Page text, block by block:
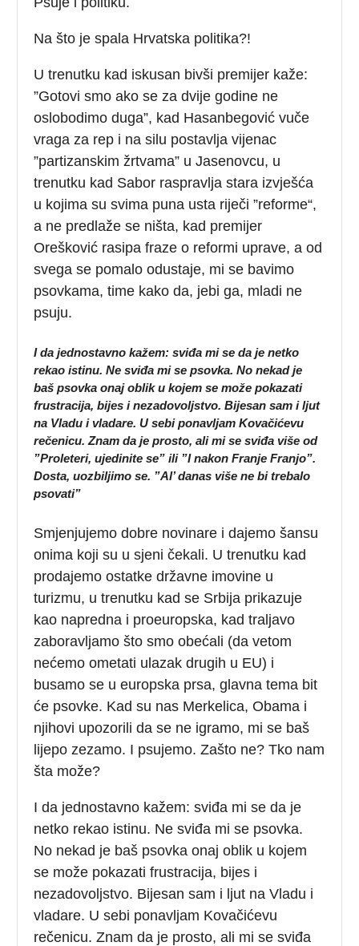
Na što je spala Hrvatska politika?!
U trenutku kad iskusan bivši premijer kaže:
”Gotovi smo ako se za dvije godine ne
oslobodimo duga”, kad Hasanbegović vuče
vraga za rep i na silu postavlja vijenac
”partizanskim žrtvama” u Jasenovcu, u
trenutku kad Sabor raspravlja stara izvješća
u kojima su svima puna usta riječi ”reforme“,
a ne predlaže se ništa, kad premijer
Orešković rasipa fraze o reformi uprave, a od
svega se pomalo odustaje, mi se bavimo
psovkama, time kako da, jebi ga, mladi ne
psuju.
I da jednostavno kažem: sviđa mi se da je netko
rekao istinu. Ne sviđa mi se psovka. No nekad je
baš psovka onaj oblik u kojem se može pokazati
frustracija, bijes i nezadovoljstvo. Bijesan sam i ljut
na Vladu i vladare. U sebi ponavljam Kovačićevu
rečenicu. Znam da je prosto, ali mi se sviđa više od
”Proleteri, ujedinite se” ili ”I nakon Franje Franjo”.
Dosta, uozbiljimo se. ”Al’ danas više ne bi trebalo
psovati”
Smjenjujemo dobre novinare i dajemo šansu
onima koji su u sjeni čekali. U trenutku kad
prodajemo ostatke državne imovine u
turizmu, u trenutku kad se Srbija prikazuje
kao napredna i proeuropska, kad traljavo
zaboravljamo što smo obećali (da vetom
nećemo ometati ulazak drugih u EU) i
busamo se u europska prsa, glavna tema bit
će psovke. Kad su nas Merkelica, Obama i
njihovi upozorili da se ne igramo, mi se baš
lijepo zezamo. I psujemo. Zašto ne? Tko nam
šta može?
I da jednostavno kažem: sviđa mi se da je
netko rekao istinu. Ne sviđa mi se psovka.
No nekad je baš psovka onaj oblik u kojem
se može pokazati frustracija, bijes i
nezadovoljstvo. Bijesan sam i ljut na Vladu i
vladare. U sebi ponavljam Kovačićevu
rečenicu. Znam da je prosto, ali mi se sviđa